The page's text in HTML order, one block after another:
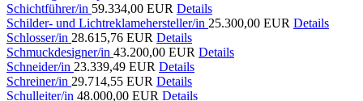
Schichtführer/in 59.334,00 EUR Details
Schilder- und Lichtreklamehersteller/in 25.300,00 EUR Details
Schlosser/in 28.615,76 EUR Details
Schmuckdesigner/in 43.200,00 EUR Details
Schneider/in 23.339,49 EUR Details
Schreiner/in 29.714,55 EUR Details
Schulleiter/in 48.000,00 EUR Details